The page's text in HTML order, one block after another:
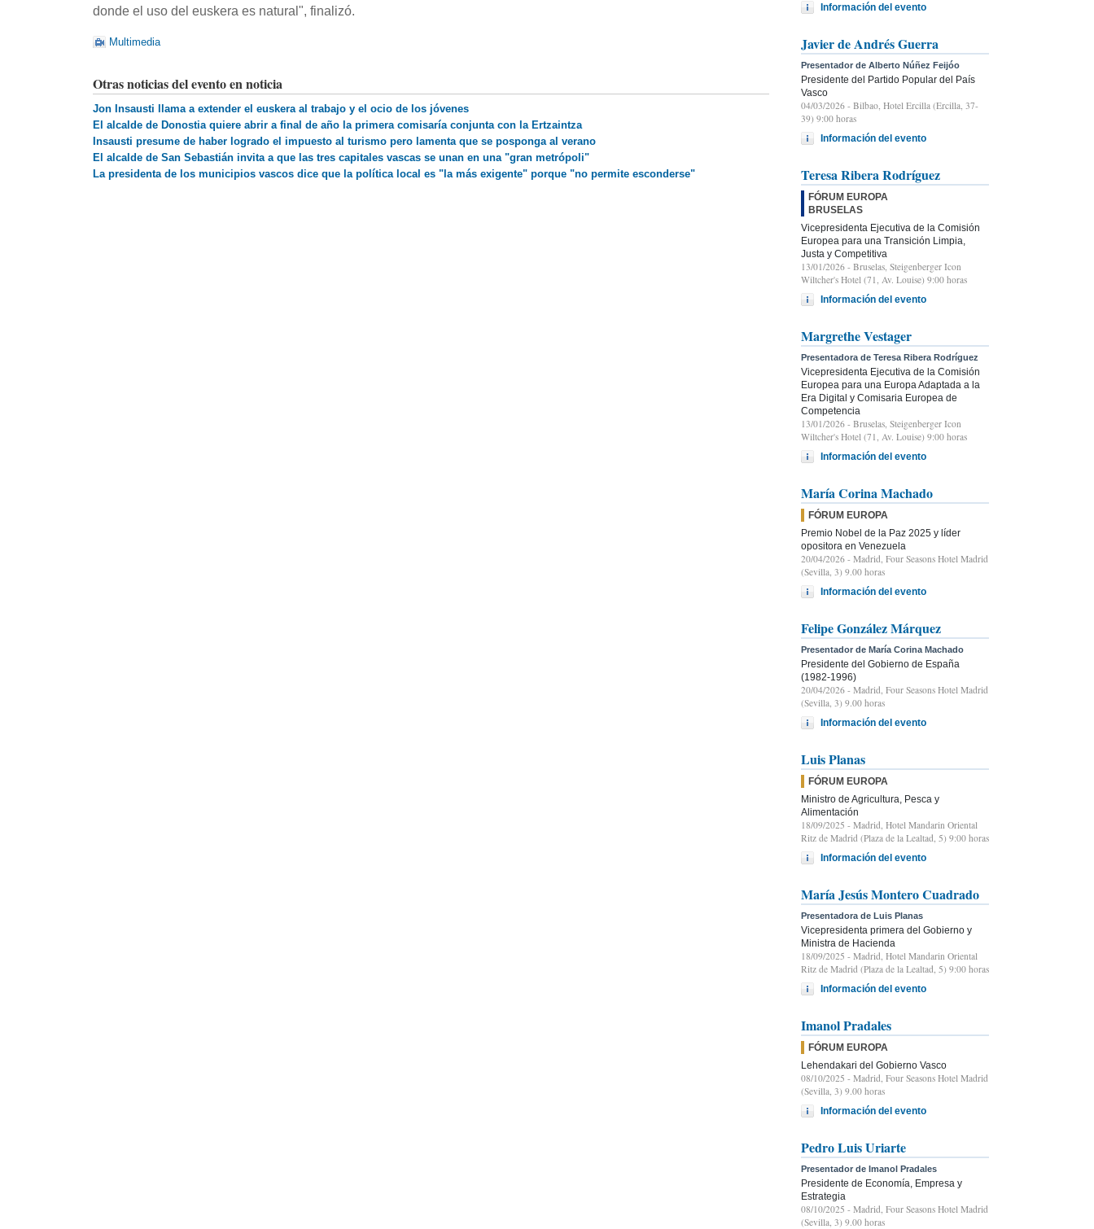
donde el uso del euskera es natural", finalizó.
Multimedia
Otras noticias del evento en noticia
Jon Insausti llama a extender el euskera al trabajo y el ocio de los jóvenes
El alcalde de Donostia quiere abrir a final de año la primera comisaría conjunta con la Ertzaintza
Insausti presume de haber logrado el impuesto al turismo pero lamenta que se posponga al verano
El alcalde de San Sebastián invita a que las tres capitales vascas se unan en una "gran metrópoli"
La presidenta de los municipios vascos dice que la política local es "la más exigente" porque "no permite esconderse"
Información del evento
Javier de Andrés Guerra
Presentador de Alberto Núñez Feijóo
Presidente del Partido Popular del País
Vasco
04/03/2026 - Bilbao, Hotel Ercilla (Ercilla, 37-
39) 9:00 horas
Información del evento
Teresa Ribera Rodríguez
FÓRUM EUROPA
BRUSELAS
Vicepresidenta Ejecutiva de la Comisión
Europea para una Transición Limpia,
Justa y Competitiva
13/01/2026 - Bruselas, Steigenberger Icon
Wiltcher's Hotel (71, Av. Louise) 9:00 horas
Información del evento
Margrethe Vestager
Presentadora de Teresa Ribera Rodríguez
Vicepresidenta Ejecutiva de la Comisión
Europea para una Europa Adaptada a la
Era Digital y Comisaria Europea de
Competencia
13/01/2026 - Bruselas, Steigenberger Icon
Wiltcher's Hotel (71, Av. Louise) 9:00 horas
Información del evento
María Corina Machado
FÓRUM EUROPA
Premio Nobel de la Paz 2025 y líder
opositora en Venezuela
20/04/2026 - Madrid, Four Seasons Hotel Madrid
(Sevilla, 3) 9.00 horas
Información del evento
Felipe González Márquez
Presentador de María Corina Machado
Presidente del Gobierno de España
(1982-1996)
20/04/2026 - Madrid, Four Seasons Hotel Madrid
(Sevilla, 3) 9.00 horas
Información del evento
Luis Planas
FÓRUM EUROPA
Ministro de Agricultura, Pesca y
Alimentación
18/09/2025 - Madrid, Hotel Mandarin Oriental
Ritz de Madrid (Plaza de la Lealtad, 5) 9:00 horas
Información del evento
María Jesús Montero Cuadrado
Presentadora de Luis Planas
Vicepresidenta primera del Gobierno y
Ministra de Hacienda
18/09/2025 - Madrid, Hotel Mandarin Oriental
Ritz de Madrid (Plaza de la Lealtad, 5) 9:00 horas
Información del evento
Imanol Pradales
FÓRUM EUROPA
Lehendakari del Gobierno Vasco
08/10/2025 - Madrid, Four Seasons Hotel Madrid
(Sevilla, 3) 9.00 horas
Información del evento
Pedro Luis Uriarte
Presentador de Imanol Pradales
Presidente de Economía, Empresa y
Estrategia
08/10/2025 - Madrid, Four Seasons Hotel Madrid
(Sevilla, 3) 9.00 horas